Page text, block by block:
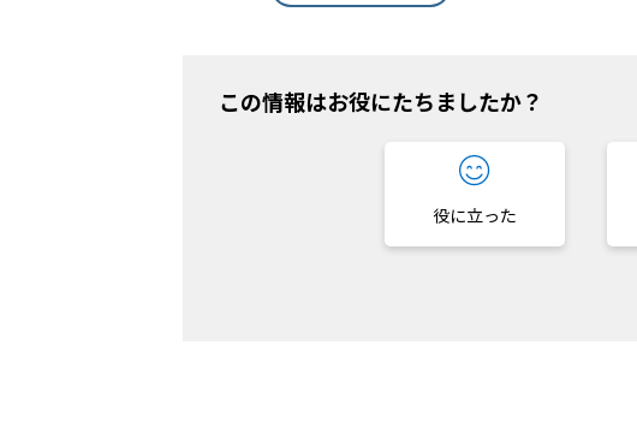
この情報はお役にたちましたか？
役に立った